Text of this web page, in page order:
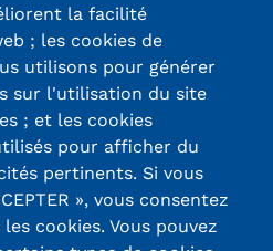
Certifications /
Labels qualité
la facilité
; les cookies de
utilisons pour générer
sur l'utilisation du site
; et les cookies
pour afficher du
pertinents. Si vous
», vous consentez
cookies. Vous pouvez